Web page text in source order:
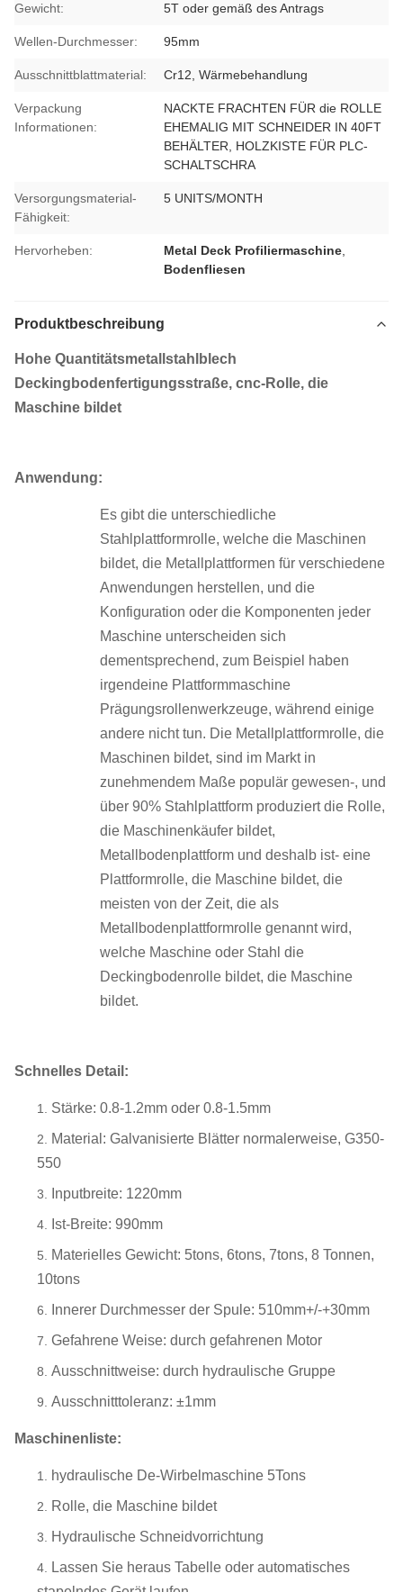
Gewicht: 5T oder gemäß des Antrags
Wellen-Durchmesser: 95mm
Ausschnittblattmaterial: Cr12, Wärmebehandlung
Verpackung
Informationen:
NACKTE FRACHTEN FÜR die ROLLE
EHEMALIG MIT SCHNEIDER IN 40FT
BEHÄLTER, HOLZKISTE FÜR PLC-
SCHALTSCHRA
Versorgungsmaterial-
Fähigkeit:
5 UNITS/MONTH
Hervorheben: Metal Deck Profiliermaschine
Bodenfliesen
Produktbeschreibung
Hohe Quantitätsmetallstahlblech
Deckingbodenfertigungsstraße, cnc-Rolle, die
Maschine bildet
Anwendung:
Es gibt die unterschiedliche
Stahlplattformrolle, welche die Maschinen
bildet, die Metallplattformen für verschiedene
Anwendungen herstellen, und die
Konfiguration oder die Komponenten jeder
Maschine unterscheiden sich
dementsprechend, zum Beispiel haben
irgendeine Plattformmaschine
Prägungsrollenwerkzeuge, während einige
andere nicht tun. Die Metallplattformrolle, die
Maschinen bildet, sind im Markt in
zunehmendem Maße populär gewesen-, und
über 90% Stahlplattform produziert die Rolle,
die Maschinenkäufer bildet,
Metallbodenplattform und deshalb ist- eine
Plattformrolle, die Maschine bildet, die
meisten von der Zeit, die als
Metallbodenplattformrolle genannt wird,
welche Maschine oder Stahl die
Deckingbodenrolle bildet, die Maschine
bildet.
Schnelles Detail:
Stärke: 0.8-1.2mm oder 0.8-1.5mm
Material: Galvanisierte Blätter normalerweise, G350-
550
Inputbreite: 1220mm
Ist-Breite: 990mm
Materielles Gewicht: 5tons, 6tons, 7tons, 8 Tonnen,
10tons
Innerer Durchmesser der Spule: 510mm+/-+30mm
Gefahrene Weise: durch gefahrenen Motor
Ausschnittweise: durch hydraulische Gruppe
Ausschnitttoleranz: ±1mm
Maschinenliste:
hydraulische De-Wirbelmaschine 5Tons
Rolle, die Maschine bildet
Hydraulische Schneidvorrichtung
Lassen Sie heraus Tabelle oder automatisches